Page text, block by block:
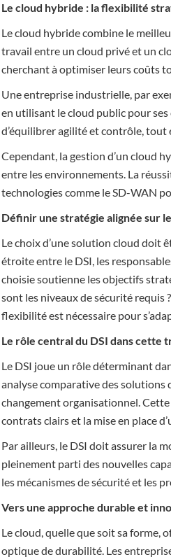
Le cloud hybride : la flexibilité
Le cloud hybride combine le
travail entre un cloud privé et un
cherchant à optimiser leurs coûts
Une entreprise industrielle, par
en utilisant le cloud public pour
d’équilibrer agilité et contrôle, tout
Cependant, la gestion d’un cloud
entre les environnements. La
technologies comme le SD-WAN
Définir une stratégie alignée sur
Le choix d’une solution cloud doit
étroite entre le DSI, les
choisie soutienne les objectifs
sont les niveaux de sécurité requis
flexibilité est nécessaire pour
Le rôle central du DSI dans cette
Le DSI joue un rôle déterminant
analyse comparative des solutions
changement organisationnel.
contrats clairs et la mise en place
Par ailleurs, le DSI doit assurer la
pleinement parti des nouvelles
les mécanismes de sécurité et les
Vers une approche durable et
Le cloud, quelle que soit sa forme,
optique de durabilité. Les